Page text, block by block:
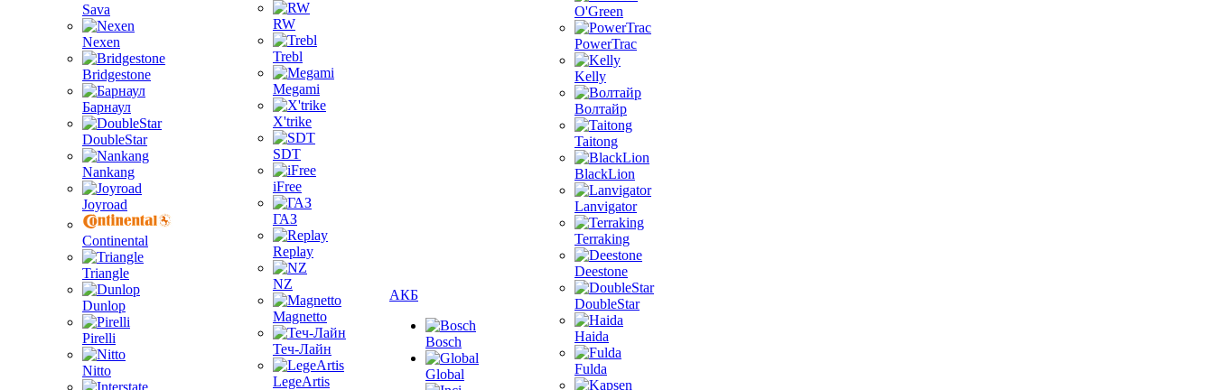
Sava
Nexen
Bridgestone
Барнаул
DoubleStar
Nankang
Joyroad
Continental
Triangle
Dunlop
Pirelli
Nitto
RW
Trebl
Megami
X'trike
SDT
iFree
ГАЗ
Replay
NZ
Magnetto
Теч-Лайн
LegeArtis
АКБ
Bosch
Global
O'Green
PowerTrac
Kelly
Волтайр
Taitong
BlackLion
Lanvigator
Terraking
Deestone
DoubleStar
Haida
Fulda